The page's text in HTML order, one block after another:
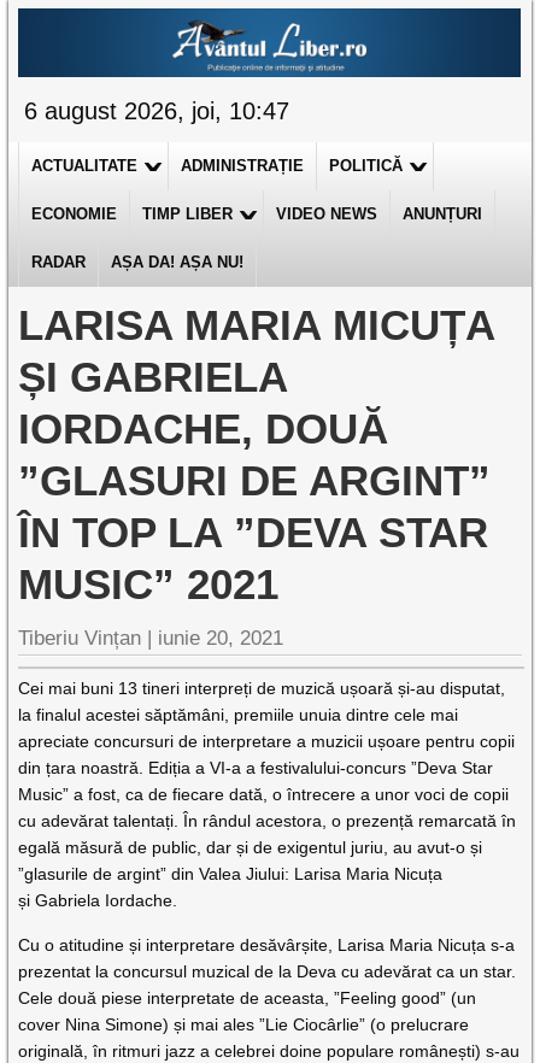
6 august 2026, joi, 10:47
ACTUALITATE ADMINISTRAȚIE POLITICĂ
ECONOMIE TIMP LIBER VIDEO NEWS ANUNȚURI
RADAR AȘA DA! AȘA NU!
LARISA MARIA MICUȚA
ȘI GABRIELA
IORDACHE, DOUĂ
”GLASURI DE ARGINT”
ÎN TOP LA ”DEVA STAR
MUSIC” 2021
Tiberiu Vințan | iunie 20, 2021
Cei mai buni 13 tineri interpreți de muzică ușoară și-au disputat,
la finalul acestei săptămâni, premiile unuia dintre cele mai
apreciate concursuri de interpretare a muzicii ușoare pentru copii
din țara noastră. Ediția a VI-a a festivalului-concurs ”Deva Star
Music” a fost, ca de fiecare dată, o întrecere a unor voci de copii
cu adevărat talentați. În rândul acestora, o prezență remarcată în
egală măsură de public, dar și de exigentul juriu, au avut-o și
”glasurile de argint” din Valea Jiului: Larisa Maria Nicuța
și Gabriela Iordache.
Cu o atitudine și interpretare desăvârșite, Larisa Maria Nicuța s-a
prezentat la concursul muzical de la Deva cu adevărat ca un star.
Cele două piese interpretate de aceasta, ”Feeling good” (un
cover Nina Simone) și mai ales ”Lie Ciocârlie” (o prelucrare
originală, în ritmuri jazz a celebrei doine populare românești) s-au